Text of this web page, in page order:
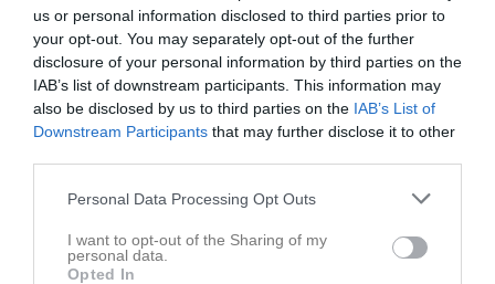
us or personal information disclosed to third parties prior to
your opt-out. You may separately opt-out of the further
disclosure of your personal information by third parties on the
IAB’s list of downstream participants. This information may
also be disclosed by us to third parties on the IAB’s List of
Downstream Participants that may further disclose it to other
Personal Data Processing Opt Outs
I want to opt-out of the Sharing of my
personal data.
Opted In
Dalecarlia Cup 2024
Hej allihop!⚽Här kommer lite praktisk info inför Dalecarlia Cup
Fotboll P 2016 25 jun 2024 0
Visa fler nyheter
Senast uppladdade video